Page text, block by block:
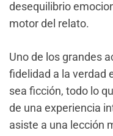
desequilibrio
motor del relato.
Uno de los grandes
fidelidad a la verdad
sea ficción, todo lo
de una experiencia
asiste a una lección